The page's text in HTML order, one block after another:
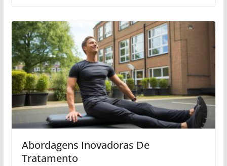
Abordagens Inovadoras De
Tratamento